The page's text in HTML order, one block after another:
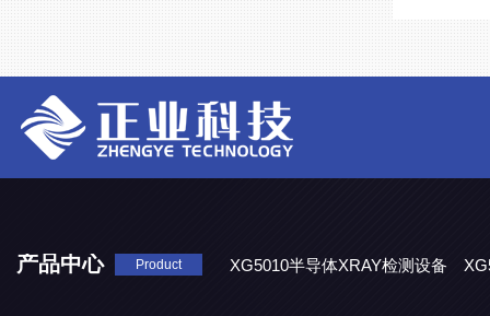
产品中心 Product XG5010半导体XRAY检测设备